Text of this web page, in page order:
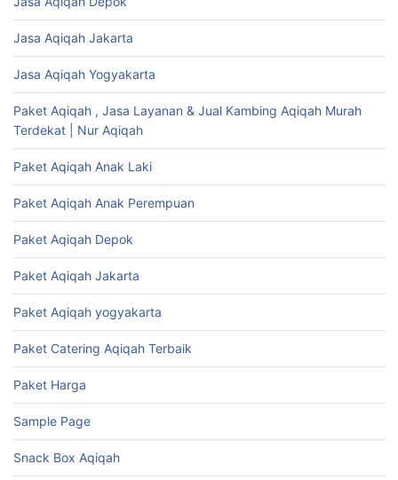
Jasa Aqiqah Jakarta
Jasa Aqiqah Yogyakarta
Paket Aqiqah , Jasa Layanan & Jual Kambing Aqiqah Murah
Terdekat | Nur Aqiqah
Paket Aqiqah Anak Laki
Paket Aqiqah Anak Perempuan
Paket Aqiqah Depok
Paket Aqiqah Jakarta
Paket Aqiqah yogyakarta
Paket Catering Aqiqah Terbaik
Paket Harga
Sample Page
Snack Box Aqiqah